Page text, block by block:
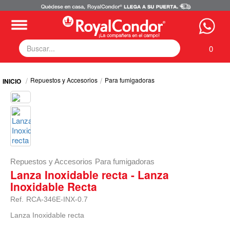
0
Fumigadoras
Equipos Motorizados
Respuestos y Accesorios
Tecnología de Aplicación
Zona Pecuaria
Zona Veterianaria
Repuestos y Accesorios Para fumigadoras
Repuestos y Accesorios Para fumigadoras
Lanza Inoxidable recta - Lanza
Inoxidable Recta
Ref. RCA-346E-INX-0.7
Lanza Inoxidable recta